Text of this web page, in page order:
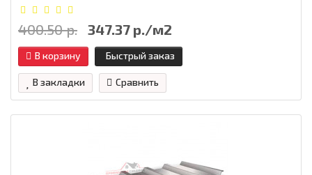
400.50 р. 347.37 р./м2
В корзину Быстрый заказ
В закладки Сравнить